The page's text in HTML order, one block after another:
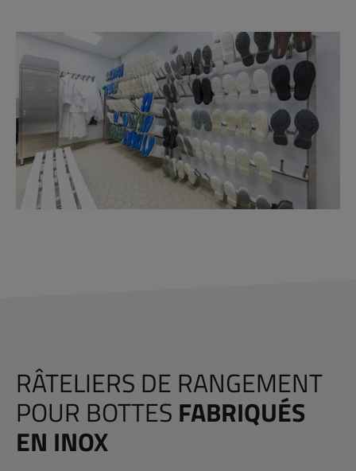
RÂTELIERS DE RANGEMENT
POUR BOTTES FABRIQUÉS
EN INOX